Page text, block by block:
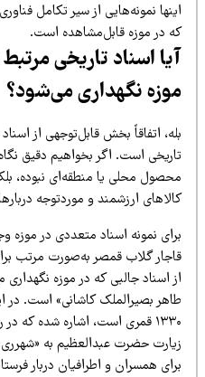
نمونه‌هایی از سیر تکامل
در موزه قابل‌مشاهده است.
اسناد تاریخی مرتبط
نگهداری می‌شود؟
اتفاقاً بخش قابل‌توجهی از اسناد
است. اگر بخواهیم دقیق نگاه
محلی یا منطقه‌ای نبوده، بلکه در
ارزشمند و موردتوجه دربارها
نمونه اسناد متعددی در موزه وجود
گلاب قمصر به‌صورت مرتب برای
اسناد جالبی که در موزه نگهداری
بصیرالملک کاشانی» است. در این
۱۳۳۰ قمری است، اشاره شده که در
حضرت عبدالعظیم به «شهرری»
همسران و اطرافیان دربار فرستاده